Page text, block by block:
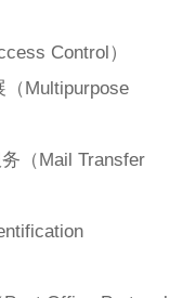
Control）
Multipurpose
（Mail Transfer